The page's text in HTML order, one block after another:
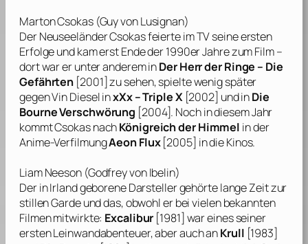
Marton Csokas(Guy von Lusignan)
Der NeuseeländerCsokasfeierte im TV seine ersten
Erfolge und kam erst Ende der 1990er Jahre zum Film –
dort war er unter anderem inDer Herr der Ringe – Die
Gefährten [2001] zu sehen, spielte wenig später
gegenVin DieselinxXx – Triple X[2002] und inDie
Bourne Verschwörung [2004]. Noch in diesem Jahr
kommtCsokasnachKönigreich der Himmel in der
Anime-VerfilmungAeon Flux[2005] in die Kinos.
Liam Neeson(Godfrey von Ibelin)
Der in Irland geborene Darsteller gehörte lange Zeit zur
stillen Garde und das, obwohl er bei vielen bekannten
Filmen mitwirkte: Excalibur [1981] war eines seiner
ersten Leinwandabenteuer, aber auch anKrull [1983]